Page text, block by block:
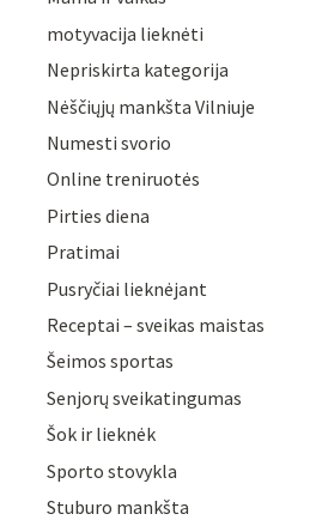
motyvacija lieknėti
Nepriskirta kategorija
Nėščiųjų mankšta Vilniuje
Numesti svorio
Online treniruotės
Pirties diena
Pratimai
Pusryčiai lieknėjant
Receptai – sveikas maistas
Šeimos sportas
Senjorų sveikatingumas
Šok ir lieknėk
Sporto stovykla
Stuburo mankšta